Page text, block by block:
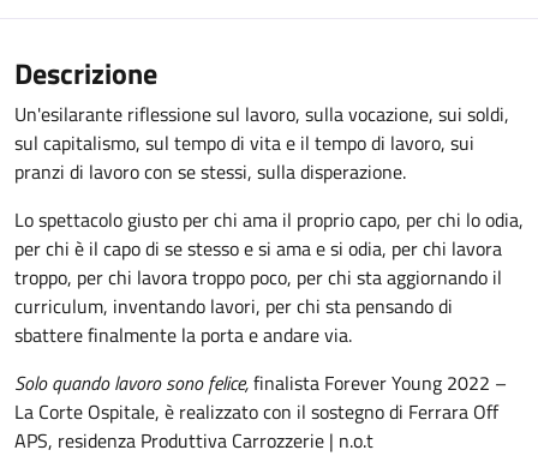
Descrizione
Un'esilarante riflessione sul lavoro, sulla vocazione, sui soldi,
sul capitalismo, sul tempo di vita e il tempo di lavoro, sui
pranzi di lavoro con se stessi, sulla disperazione.
Lo spettacolo giusto per chi ama il proprio capo, per chi lo odia,
per chi è il capo di se stesso e si ama e si odia, per chi lavora
troppo, per chi lavora troppo poco, per chi sta aggiornando il
curriculum, inventando lavori, per chi sta pensando di
sbattere finalmente la porta e andare via.
Solo quando lavoro sono felice,finalista Forever Young 2022 –
La Corte Ospitale, è realizzato con il sostegno di Ferrara Off
APS, residenza Produttiva Carrozzerie | n.o.t